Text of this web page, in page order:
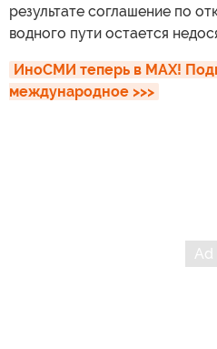
результате соглашение по
водного пути остается
ИноСМИ теперь в MAX!
международное >>>